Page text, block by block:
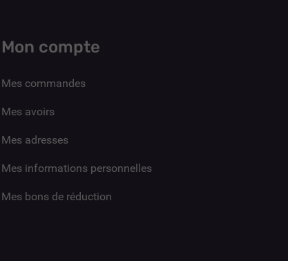
Mon compte
Mes commandes
Mes avoirs
Mes adresses
Mes informations personnelles
Mes bons de réduction